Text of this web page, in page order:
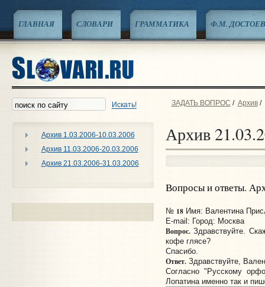
ГЛАВНАЯ СЛОВАРИ ГРАММАТИКА Ф.М.
Искать!
Архив 1.03.2006-10.03.2006
Архив 11.03.2006-20.03.2006
Архив 21.03.2006-31.03.2006
ЗАДАТЬ ВОПРОС / Архив/
Архив
Вопросы и ответы.
№ 18Имя: Валентина
E-mail: Город: Москва
Вопрос.Здравствуйте.
кофе глясе?
Спасибо.
Ответ.Здравствуйте,
Согласно "Русскому
Лопатина именно так и